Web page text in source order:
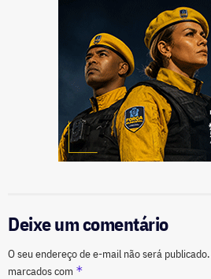
Deixe um comentário
O seu endereço de e-mail não será publicado.
marcados com *